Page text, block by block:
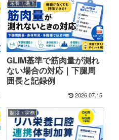
栄養・嚥下
GLIM基準で筋肉量が測れ
ない場合の対応｜下腿周
囲長と記録例
2026.07.15
制度・実務